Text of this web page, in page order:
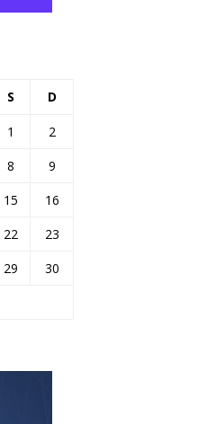
S D
1
2
8
9
15
16
22
23
29
30